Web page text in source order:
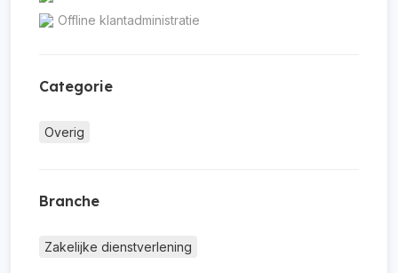
Offline klantadministratie
Categorie
Overig
Branche
Zakelijke dienstverlening